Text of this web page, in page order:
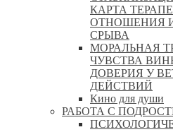
КАРТА
ОТНОШЕНИЯ
СРЫВА
МОРАЛЬНАЯ
ЧУВСТВА
ДОВЕРИЯ У
ДЕЙСТВИЙ
Кино для души
РАБОТА С